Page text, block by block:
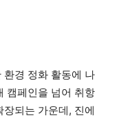
환경 정화 활동에 나
캠페인을 넘어 취항
되는 가운데, 진에